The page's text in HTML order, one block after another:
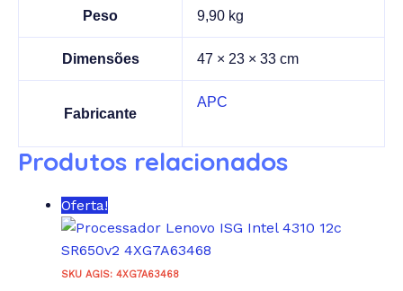
Peso 9,90 kg
Dimensões 47 × 23 × 33 cm
Fabricante
APC
Produtos relacionados
Oferta!
SKU AGIS: 4XG7A63468